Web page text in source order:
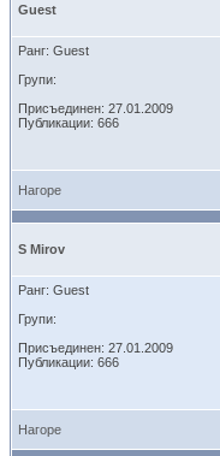
Guest
Ранг: Guest
Групи:
Присъединен: 27.01.2009
Публикации: 666
Нагоре
S Mirov
Ранг: Guest
Групи:
Присъединен: 27.01.2009
Публикации: 666
Нагоре